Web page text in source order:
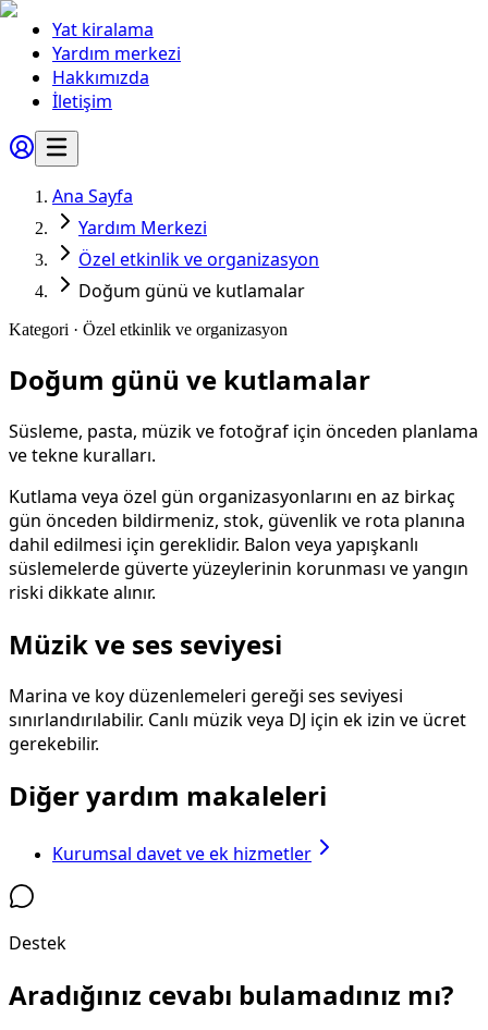
Yat kiralama
Yardım merkezi
Hakkımızda
İletişim
Ana Sayfa
Yardım Merkezi
Özel etkinlik ve organizasyon
Doğum günü ve kutlamalar
Kategori · Özel etkinlik ve organizasyon
Doğum günü ve kutlamalar
Süsleme, pasta, müzik ve fotoğraf için önceden planlama
ve tekne kuralları.
Kutlama veya özel gün organizasyonlarını en az birkaç
gün önceden bildirmeniz, stok, güvenlik ve rota planına
dahil edilmesi için gereklidir. Balon veya yapışkanlı
süslemelerde güverte yüzeylerinin korunması ve yangın
riski dikkate alınır.
Müzik ve ses seviyesi
Marina ve koy düzenlemeleri gereği ses seviyesi
sınırlandırılabilir. Canlı müzik veya DJ için ek izin ve ücret
gerekebilir.
Diğer yardım makaleleri
Kurumsal davet ve ek hizmetler
Destek
Aradığınız cevabı bulamadınız mı?